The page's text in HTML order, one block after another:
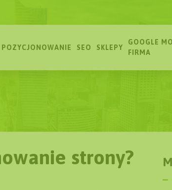
POZYCJONOWANIE SEO SKLEPY
GOOGLE
FIRMA
strony?